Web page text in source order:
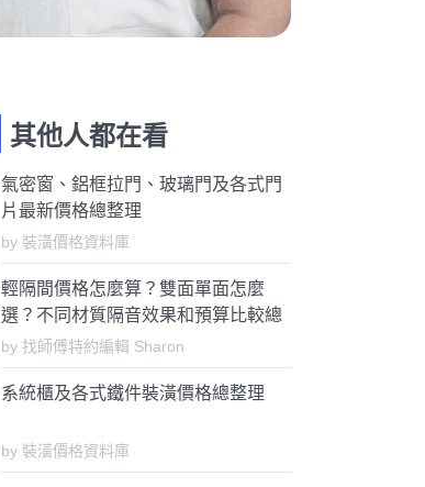
其他人都在看
氣密窗、鋁框拉門、玻璃門及各式門
片最新價格總整理
by 裝潢價格資料庫
輕隔間價格怎麼算？雙面單面怎麼
選？不同材質隔音效果和預算比較總
整理
by 找師傅特約編輯 Sharon
系統櫃及各式鐵件裝潢價格總整理
by 裝潢價格資料庫